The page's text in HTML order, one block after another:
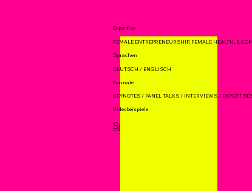
Expertise
FEMALE ENTREPRENEURSHIP, FEMALE HEALTH, E-
Sprachen
DEUTSCH / ENGLISCH
Formate
KEYNOTES / PANEL TALKS / INTERVIEWS / EXPERT
Speaking Lea Lange
Videobeispiele